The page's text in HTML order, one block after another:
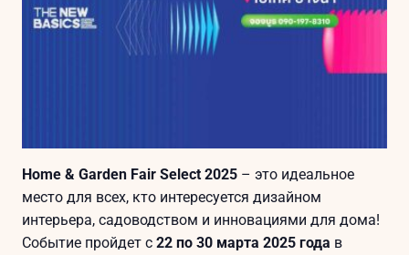
Home & Garden Fair Select 2025 – это идеальное
место для всех, кто интересуется дизайном
интерьера, садоводством и инновациями для дома!
Событие пройдет с22 по 30 марта 2025 года в